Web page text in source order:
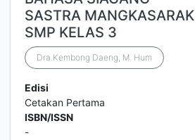
SASTRA MANGKASARAK
SMP KELAS 3
Dra.Kembong Daeng, M. Hum
Edisi
Cetakan Pertama
ISBN/ISSN
-